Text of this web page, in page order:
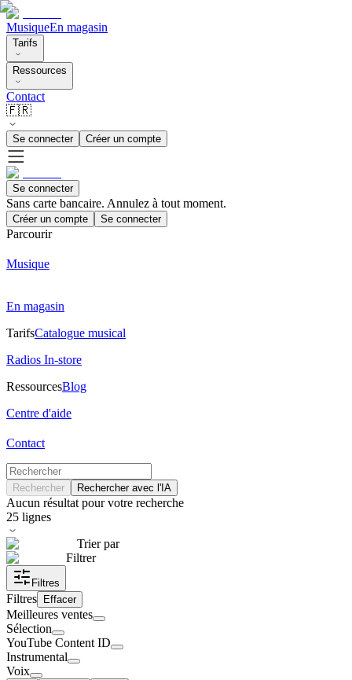
MusiqueEn magasin
Tarifs
Ressources
Contact
🇫🇷
Se connecter Créer un compte
Se connecter
Sans carte bancaire. Annulez à tout moment.
Créer un compte Se connecter
Parcourir
Musique
En magasin
TarifsCatalogue musical
Radios In-store
RessourcesBlog
Centre d'aide
Contact
Rechercher Rechercher avec l'IA
Aucun résultat pour votre recherche
25 lignes
Trier par
Filtrer
Filtres
Filtres Effacer
Meilleures ventes
Sélection
YouTube Content ID
Instrumental
Voix